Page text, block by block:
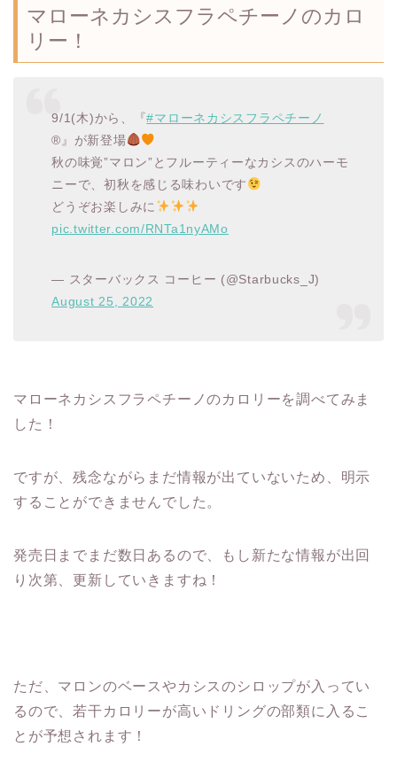
マローネカシスフラペチーノのカロ
リー！
9/1(木)から、『#マローネカシスフラペチーノ
®』が新登場
秋の味覚”マロン”とフルーティーなカシスのハーモ
ニーで、初秋を感じる味わいです
どうぞお楽しみに
pic.twitter.com/RNTa1nyAMo
— スターバックス コーヒー (@Starbucks_J)
August 25, 2022
マローネカシスフラペチーノのカロリーを調べてみま
した！
ですが、残念ながらまだ情報が出ていないため、明示
することができませんでした。
発売日までまだ数日あるので、もし新たな情報が出回
り次第、更新していきますね！
ただ、マロンのベースやカシスのシロップが入ってい
るので、若干カロリーが高いドリングの部類に入るこ
とが予想されます！